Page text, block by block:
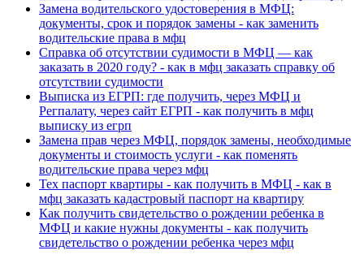
Замена водительского удостоверения в МФЦ:
документы, срок и порядок замены - как заменить
водительские права в мфц
Справка об отсутствии судимости в МФЦ — как
заказать в 2020 году? - как в мфц заказать справку об
отсутствии судимости
Выписка из ЕГРП: где получить, через МФЦ и
Регпалату, через сайт ЕГРП - как получить в мфц
выписку из егрп
Замена прав через МФЦ, порядок замены, необходимые
документы и стоимость услуги - как поменять
водительские права через мфц
Тех паспорт квартиры - как получить в МФЦ - как в
мфц заказать кадастровый паспорт на квартиру
Как получить свидетельство о рождении ребенка в
МФЦ и какие нужны документы - как получить
свидетельство о рождении ребенка через мфц